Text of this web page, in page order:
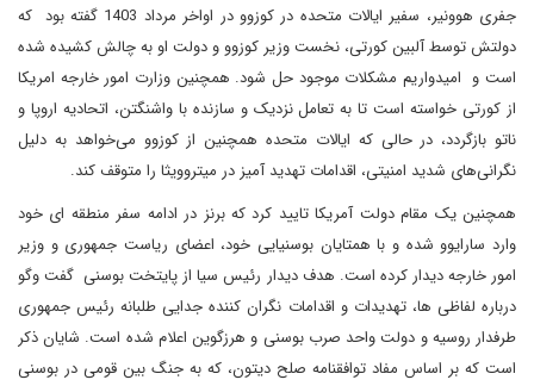
جفری هوونیر، سفیر ایالات متحده در کوزوو در اواخر مرداد 1403 گفته بود که
دولتش توسط آلبین کورتی، نخست وزیر کوزوو و دولت او به چالش کشیده شده
است و امیدواریم مشکلات موجود حل شود. همچنین وزارت امور خارجه امریکا
از کورتی خواسته است تا به تعامل نزدیک و سازنده با واشنگتن، اتحادیه اروپا و
ناتو بازگردد، در حالی که ایالات متحده همچنین از کوزوو می‌خواهد به دلیل
نگرانی‌های شدید امنیتی، اقدامات تهدید آمیز در میتروویثا را متوقف کند.
همچنین یک مقام دولت آمریکا تایید کرد که برنز در ادامه سفر منطقه ای خود
وارد سارایوو شده و با همتایان بوسنیایی خود، اعضای ریاست جمهوری و وزیر
امور خارجه دیدار کرده است. هدف دیدار رئیس سیا از پایتخت بوسنی گفت وگو
درباره لفاظی ها، تهدیدات و اقدامات نگران کننده جدایی طلبانه رئیس جمهوری
طرفدار روسیه و دولت واحد صرب بوسنی و هرزگوین اعلام شده است. شایان ذکر
است که بر اساس مفاد توافقنامه صلح دیتون، که به جنگ بین قومی در بوسنی